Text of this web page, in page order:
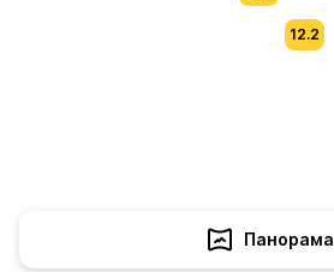
12.2
Панорама